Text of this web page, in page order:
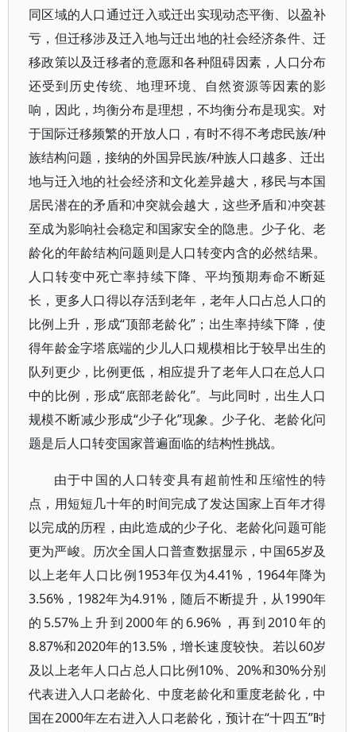
同区域的人口通过迁入或迁出实现动态平衡、以盈补
亏，但迁移涉及迁入地与迁出地的社会经济条件、迁
移政策以及迁移者的意愿和各种阻碍因素，人口分布
还受到历史传统、地理环境、自然资源等因素的影
响，因此，均衡分布是理想，不均衡分布是现实。对
于国际迁移频繁的开放人口，有时不得不考虑民族/种
族结构问题，接纳的外国异民族/种族人口越多、迁出
地与迁入地的社会经济和文化差异越大，移民与本国
居民潜在的矛盾和冲突就会越大，这些矛盾和冲突甚
至成为影响社会稳定和国家安全的隐患。少子化、老
龄化的年龄结构问题则是人口转变内含的必然结果。
人口转变中死亡率持续下降、平均预期寿命不断延
长，更多人口得以存活到老年，老年人口占总人口的
比例上升，形成“顶部老龄化”；出生率持续下降，使
得年龄金字塔底端的少儿人口规模相比于较早出生的
队列更少，比例更低，相应提升了老年人口在总人口
中的比例，形成“底部老龄化”。与此同时，出生人口
规模不断减少形成“少子化”现象。少子化、老龄化问
题是后人口转变国家普遍面临的结构性挑战。
由于中国的人口转变具有超前性和压缩性的特
点，用短短几十年的时间完成了发达国家上百年才得
以完成的历程，由此造成的少子化、老龄化问题可能
更为严峻。历次全国人口普查数据显示，中国65岁及
以上老年人口比例1953年仅为4.41%，1964年降为
3.56%，1982年为4.91%，随后不断提升，从1990年
的5.57%上升到2000年的6.96%，再到2010年的
8.87%和2020年的13.5%，增长速度较快。若以60岁
及以上老年人口占总人口比例10%、20%和30%分别
代表进入人口老龄化、中度老龄化和重度老龄化，中
国在2000年左右进入人口老龄化，预计在“十四五”时